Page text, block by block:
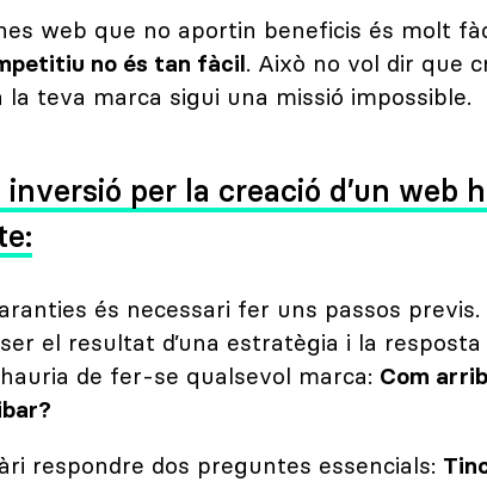
web que no aportin beneficis és molt
no és tan fàcil . Això no vol dir que
teva marca sigui una missió impossible.
per la creació d’un web
és necessari fer uns passos previs.
el resultat d’una estratègia i la resposta
de fer-se qualsevol marca: Com
respondre dos preguntes essencials: